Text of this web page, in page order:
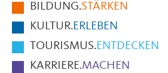
SeiteBILDUNG.STÄRKEN
KULTUR.ERLEBEN
TOURISMUS.ENTDECKEN
KARRIERE.MACHEN